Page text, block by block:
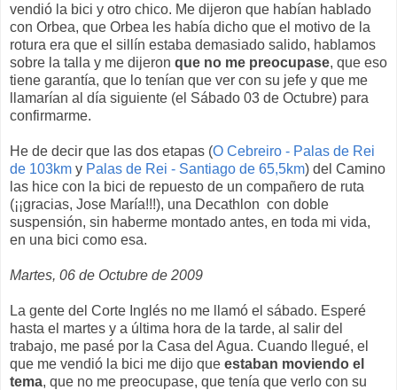
vendió la bici y otro chico. Me dijeron que habían hablado
con Orbea, que Orbea les había dicho que el motivo de la
rotura era que el sillín estaba demasiado salido, hablamos
sobre la talla y me dijeron que no me preocupase, que eso
tiene garantía, que lo tenían que ver con su jefe y que me
llamarían al día siguiente (el Sábado 03 de Octubre) para
confirmarme.
He de decir que las dos etapas (O Cebreiro - Palas de Rei
de 103km y Palas de Rei - Santiago de 65,5km) del Camino
las hice con la bici de repuesto de un compañero de ruta
(¡¡gracias, Jose María!!!), una Decathlon con doble
suspensión, sin haberme montado antes, en toda mi vida,
en una bici como esa.
Martes, 06 de Octubre de 2009
La gente del Corte Inglés no me llamó el sábado. Esperé
hasta el martes y a última hora de la tarde, al salir del
trabajo, me pasé por la Casa del Agua. Cuando llegué, el
que me vendió la bici me dijo que estaban moviendo el
tema, que no me preocupase, que tenía que verlo con su